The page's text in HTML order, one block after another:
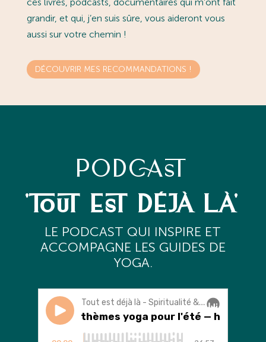
grandir, et qui, j’en suis sûre, vous aideront vous
aussi sur votre chemin !
DÉCOUVRIR MES RECOMMANDATIONS !
PODCAST
'TOUT EST DÉJÀ LÀ'
LE PODCAST QUI INSPIRE ET
ACCOMPAGNE LES GUIDES DE
YOGA.